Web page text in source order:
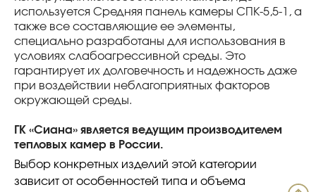
используется Средняя панель камеры СПК-5,5-1, а
также все составляющие ее элементы,
специально разработаны для использования в
условиях слабоагрессивной среды. Это
гарантирует их долговечность и надежность даже
при воздействии неблагоприятных факторов
окружающей среды.
ГК «Сиана» является ведущим производителем
тепловых камер в России.
Выбор конкретных изделий этой категории
зависит от особенностей типа и объема